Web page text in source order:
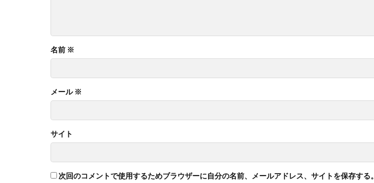
名前 ※
メール ※
サイト
次回のコメントで使用するためブラウザーに自分の名前、メールアドレス、サイトを保存する。